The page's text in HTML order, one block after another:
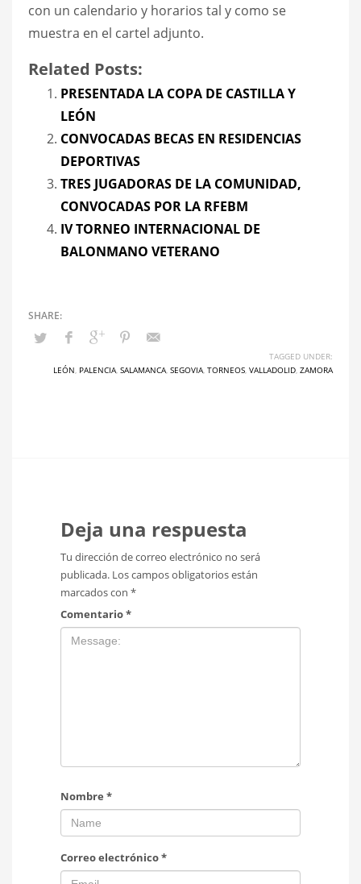
con un calendario y horarios tal y como se
muestra en el cartel adjunto.
Related Posts:
PRESENTADA LA COPA DE CASTILLA Y
LEÓN
CONVOCADAS BECAS EN RESIDENCIAS
DEPORTIVAS
TRES JUGADORAS DE LA COMUNIDAD,
CONVOCADAS POR LA RFEBM
IV TORNEO INTERNACIONAL DE
BALONMANO VETERANO
TAGGED UNDER:
LEÓN PALENCIA SALAMANCA SEGOVIA TORNEOS VALLADOLID ZAMORA
Deja una respuesta
Tu dirección de correo electrónico no será
publicada. Los campos obligatorios están
marcados con *
Comentario*
Nombre *
Correo electrónico*